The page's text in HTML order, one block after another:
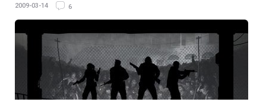
2009-03-14 6